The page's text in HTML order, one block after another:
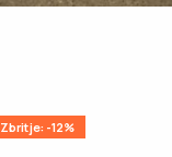
Zbritje: -12%